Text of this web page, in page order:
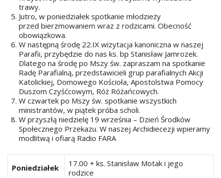
trawy.
Jutro, w poniedziałek spotkanie młodzieży
przed bierzmowaniem wraz z rodzicami. Obecność
obowiązkowa.
W następną środę 22.IX wizytacja kanoniczna w naszej
Parafii, przybędzie do nas ks. bp Stanisław Jamrozek.
Dlatego na środę po Mszy św. zapraszam na spotkanie
Radę Parafialną, przedstawicieli grup parafialnych Akcji
Katolickiej, Domowego Kościoła, Apostolstwa Pomocy
Duszom Czyśćcowym, Róż Różańcowych.
W czwartek po Mszy św. spotkanie wszystkich
ministrantów, w piątek próba scholi.
W przyszłą niedzielę 19 września – Dzień Środków
Społecznego Przekazu. W naszej Archidiecezji wpieramy
modlitwą i ofiarą Radio FARA
Poniedziałek
17.00 + ks. Stanisław Motak i jego
rodzice